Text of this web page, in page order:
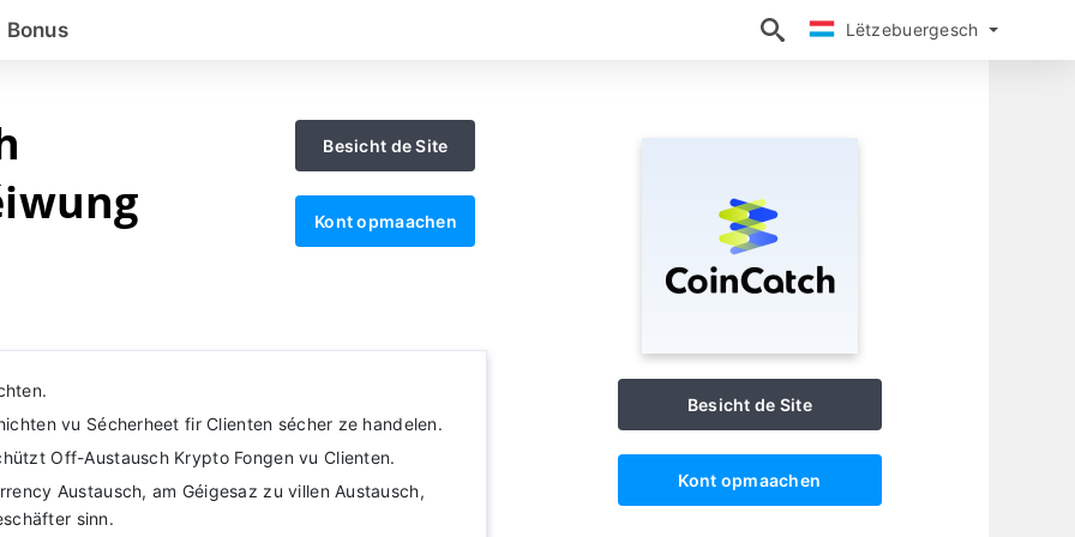
Lëtzebuergesch
Bonus Lëtzebuergesch
Besicht de Site
Kont opmaachen
vu Sécherheet fir Clienten sécher ze handelen.
Off-Austausch Krypto Fongen vu Clienten.
Austausch, am Géigesaz zu villen Austausch,
sinn.
Besicht de Site
Kont opmaachen